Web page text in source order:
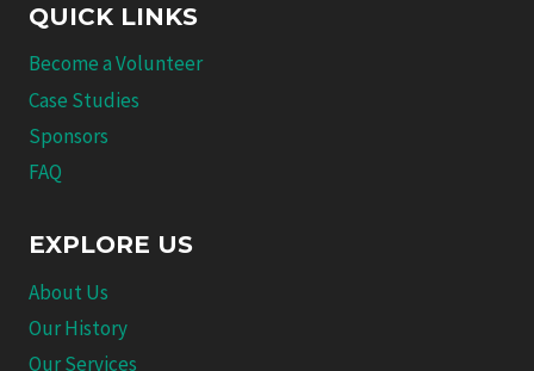
QUICK LINKS
Become a Volunteer
Case Studies
Sponsors
FAQ
EXPLORE US
About Us
Our History
Our Services